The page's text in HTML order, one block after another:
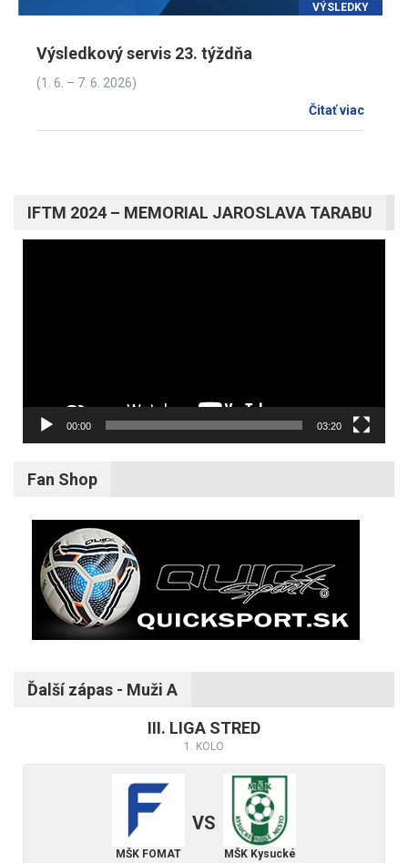
VÝSLEDKY
Výsledkový servis 23. týždňa
(1. 6. – 7. 6. 2026)
Čitať viac
IFTM 2024 – MEMORIAL JAROSLAVA TARABU
00:00 03:20
Fan Shop
Ďalší zápas - Muži A
III. LIGA STRED
1. KOLO
MŠK FOMAT
VS
MŠK Kysucké